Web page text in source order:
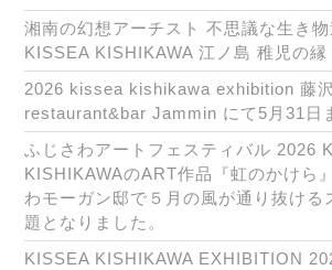
湘南の幻想アーチスト 不思議な生き
KISSEA KISHIKAWA 江ノ島 稚児の縁
2026 kissea kishikawa exhibition 藤
restaurant&bar Jammin にて5月31日
ふじさわアートフェスティバル 2026
KISHIKAWAのART作品『虹のかけら
わモーガン邸で５月の風が通り抜ける
題となりました。
KISSEA KISHIKAWA EXHIBITION